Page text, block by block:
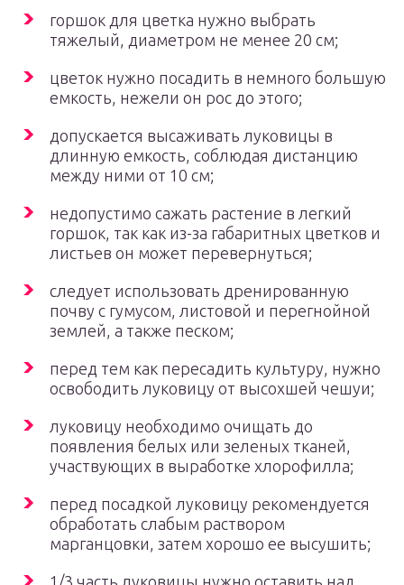
горшок для цветка нужно выбрать
тяжелый, диаметром не менее 20 см;
цветок нужно посадить в немного большую
емкость, нежели он рос до этого;
допускается высаживать луковицы в
длинную емкость, соблюдая дистанцию
между ними от 10 см;
недопустимо сажать растение в легкий
горшок, так как из-за габаритных цветков и
листьев он может перевернуться;
следует использовать дренированную
почву с гумусом, листовой и перегнойной
землей, а также песком;
перед тем как пересадить культуру, нужно
освободить луковицу от высохшей чешуи;
луковицу необходимо очищать до
появления белых или зеленых тканей,
участвующих в выработке хлорофилла;
перед посадкой луковицу рекомендуется
обработать слабым раствором
марганцовки, затем хорошо ее высушить;
1/3 часть луковицы нужно оставить над